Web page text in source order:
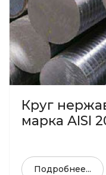
Круг
марка AISI
Подробнее...